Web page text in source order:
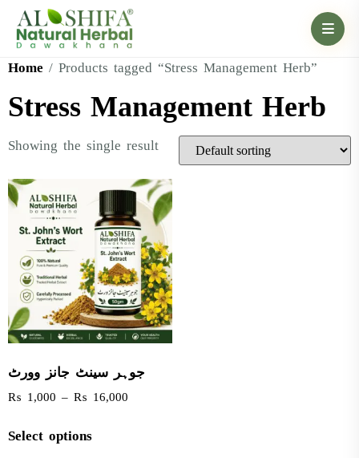
Home / Products tagged “Stress Management Herb”
Stress Management Herb
Showing the single result
جوہر سینٹ جانز وورٹ
₨ 1,000 – ₨ 16,000
Select options